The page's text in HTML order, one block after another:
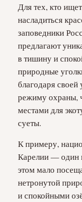
Для тех, кто
насладиться
заповедники
предлагают
в тишину и
природные
благодаря своей
режиму охраны,
местами для
суеты.
К примеру,
Карелии — один
этом мало
нетронутой
и спокойными